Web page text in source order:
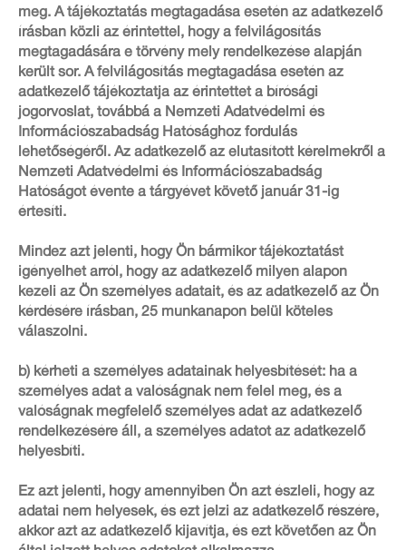
meg. A tájékoztatás megtagadása esetén az adatkezelő
írásban közli az érintettel, hogy a felvilágosítás
megtagadására e törvény mely rendelkezése alapján
került sor. A felvilágosítás megtagadása esetén az
adatkezelő tájékoztatja az érintettet a bírósági
jogorvoslat, továbbá a Nemzeti Adatvédelmi és
Információszabadság Hatósághoz fordulás
lehetőségéről. Az adatkezelő az elutasított kérelmekről a
Nemzeti Adatvédelmi és Információszabadság
Hatóságot évente a tárgyévet követő január 31-ig
értesíti.
Mindez azt jelenti, hogy Ön bármikor tájékoztatást
igényelhet arról, hogy az adatkezelő milyen alapon
kezeli az Ön személyes adatait, és az adatkezelő az Ön
kérdésére írásban, 25 munkanapon belül köteles
válaszolni.
b) kérheti a személyes adatainak helyesbítését: ha a
személyes adat a valóságnak nem felel meg, és a
valóságnak megfelelő személyes adat az adatkezelő
rendelkezésére áll, a személyes adatot az adatkezelő
helyesbíti.
Ez azt jelenti, hogy amennyiben Ön azt észleli, hogy az
adatai nem helyesek, és ezt jelzi az adatkezelő részére,
akkor azt az adatkezelő kijavítja, és ezt követően az Ön